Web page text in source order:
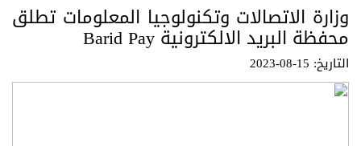
وزارة الاتصالات وتكنولوجيا المعلومات تطلق
محفظة البريد الالكترونية Barid Pay
التاريخ: 15-08-2023